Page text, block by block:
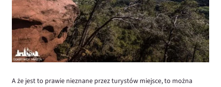
A że jest to prawie nieznane przez turystów miejsce, to można